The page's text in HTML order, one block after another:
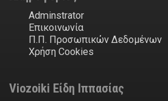
Adminstrator
Επικοινωνία
Π.Π. Προσωπικών Δεδομένων
Χρήση Cookies
Viozoiki Είδη Ιππασίας